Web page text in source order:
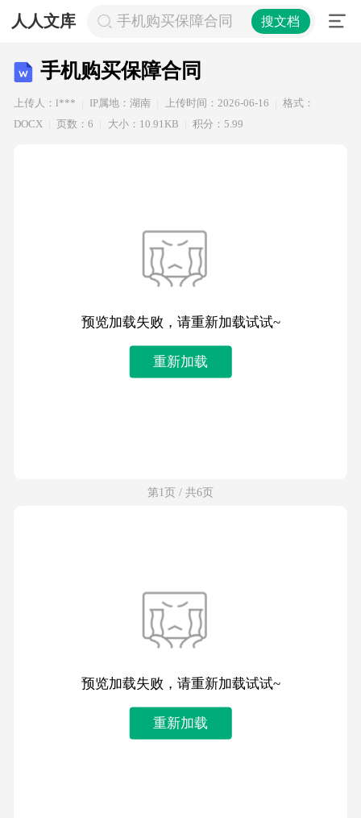
人人文库 手机购买保障合同 搜文档
手机购买保障合同
上传人：l*** IP属地：湖南 上传时间：2026-06-16
格式：
DOCX
页数：6 大小：10.91KB 积分：5.99
预览加载失败，请重新加载试试~
重新加载
第1页 / 共6页
预览加载失败，请重新加载试试~
重新加载